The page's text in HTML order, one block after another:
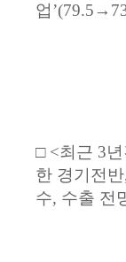
업
□ <최근 3
한 경기전반
수, 수출 전